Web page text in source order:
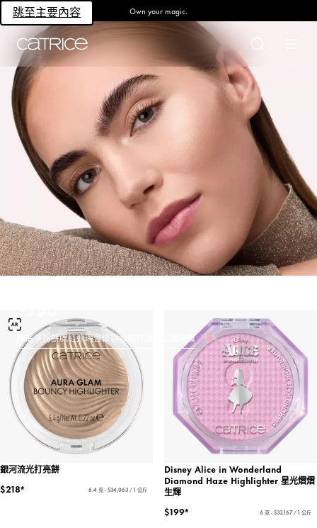
跳至主要內容 Own your magic.
粉底液粉餅腮紅遮瑕膏修容妝前打底與定妝噴霧打亮
銀河流光打亮餅
$218*
6.4 克 - $34,063 / 1 公斤
Disney Alice in Wonderland
Diamond Haze Highlighter 星光熠熠
生輝
$199*
6 克 - $33,167 / 1 公斤